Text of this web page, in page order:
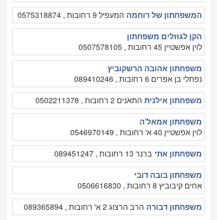
המשפחתון של רוחמה המעפיל 9 רחובות , 0575318874
הקן לגוזלים משפחתון
לוין אפשטיין 45 רחובות , 0507578105
משפחתון אהובה הרשקוביץ
נפתלי בן אפרים 6 רחובות , 089410246
משפחתון אילנית התאנים 2 רחובות , 0502211378
משפחתון אמאל'ה
לוין אפשטיין 40 א' רחובות , 0546970149
משפחתון אתי ברנר 13 רחובות , 089451247
משפחתון בובה דובי
אחים קיבוביץ 8 רחובות , 0506616830
משפחתון דבורה הרב הרצוג 2 א' רחובות , 089365894